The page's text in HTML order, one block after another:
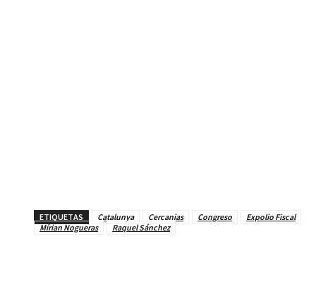
ETIQUETAS Catalunya Cercanias Congreso
Expolio Fiscal
Mírian Nogueras
Raquel Sánchez